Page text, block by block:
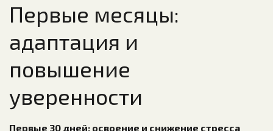
Первые месяцы:
адаптация и
повышение
уверенности
Первые 30 дней: освоение и снижение стресса